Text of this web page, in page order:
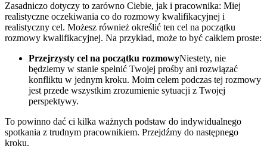
Zasadniczo dotyczy to zarówno Ciebie, jak i pracownika: Miej
realistyczne oczekiwania co do rozmowy kwalifikacyjnej i
realistyczny cel. Możesz również określić ten cel na początku
rozmowy kwalifikacyjnej. Na przykład, może to być całkiem proste:
Przejrzysty cel na początku rozmowyNiestety, nie
będziemy w stanie spełnić Twojej prośby ani rozwiązać
konfliktu w jednym kroku. Moim celem podczas tej rozmowy
jest przede wszystkim zrozumienie sytuacji z Twojej
perspektywy.
To powinno dać ci kilka ważnych podstaw do indywidualnego
spotkania z trudnym pracownikiem. Przejdźmy do następnego
kroku.